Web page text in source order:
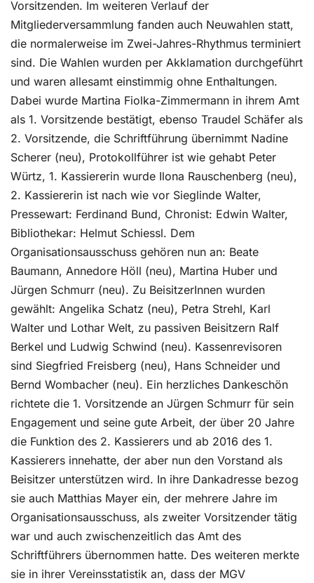
Vorsitzenden. Im weiteren Verlauf der
Mitgliederversammlung fanden auch Neuwahlen statt,
die normalerweise im Zwei-Jahres-Rhythmus terminiert
sind. Die Wahlen wurden per Akklamation durchgeführt
und waren allesamt einstimmig ohne Enthaltungen.
Dabei wurde Martina Fiolka-Zimmermann in ihrem Amt
als 1. Vorsitzende bestätigt, ebenso Traudel Schäfer als
2. Vorsitzende, die Schriftführung übernimmt Nadine
Scherer (neu), Protokollführer ist wie gehabt Peter
Würtz, 1. Kassiererin wurde Ilona Rauschenberg (neu),
2. Kassiererin ist nach wie vor Sieglinde Walter,
Pressewart: Ferdinand Bund, Chronist: Edwin Walter,
Bibliothekar: Helmut Schiessl. Dem
Organisationsausschuss gehören nun an: Beate
Baumann, Annedore Höll (neu), Martina Huber und
Jürgen Schmurr (neu). Zu BeisitzerInnen wurden
gewählt: Angelika Schatz (neu), Petra Strehl, Karl
Walter und Lothar Welt, zu passiven Beisitzern Ralf
Berkel und Ludwig Schwind (neu). Kassenrevisoren
sind Siegfried Freisberg (neu), Hans Schneider und
Bernd Wombacher (neu). Ein herzliches Dankeschön
richtete die 1. Vorsitzende an Jürgen Schmurr für sein
Engagement und seine gute Arbeit, der über 20 Jahre
die Funktion des 2. Kassierers und ab 2016 des 1.
Kassierers innehatte, der aber nun den Vorstand als
Beisitzer unterstützen wird. In ihre Dankadresse bezog
sie auch Matthias Mayer ein, der mehrere Jahre im
Organisationsausschuss, als zweiter Vorsitzender tätig
war und auch zwischenzeitlich das Amt des
Schriftführers übernommen hatte. Des weiteren merkte
sie in ihrer Vereinsstatistik an, dass der MGV